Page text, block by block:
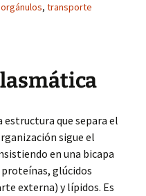
orgánulos, transporte
estructura que separa el
sigue el
en una bicapa
glúcidos
externa) y lípidos. Es